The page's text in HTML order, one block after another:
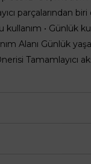
parçalarından
kullanım • Günlük
Alanı Günlük
Tamamlayıcı